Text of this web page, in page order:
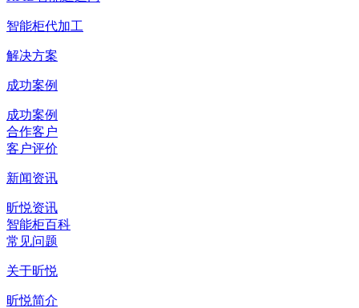
智能柜代加工
解决方案
成功案例
成功案例
合作客户
客户评价
新闻资讯
昕悦资讯
智能柜百科
常见问题
关于昕悦
昕悦简介